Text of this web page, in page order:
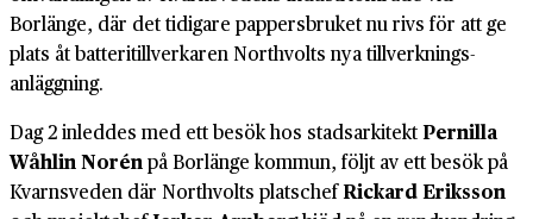
Borlänge, där det tidigare pappers­bruket nu rivs för att ge
plats åt batteri­tillverkaren Northvolts nya till­verknings­
anläggning.
Dag 2 inleddes med ett besök hos stads­arkitektPernilla
Wåhlin Norénpå Borlänge kommun, följt av ett besök på
Kvarns­veden där Northvolts platschefRickard Eriksson